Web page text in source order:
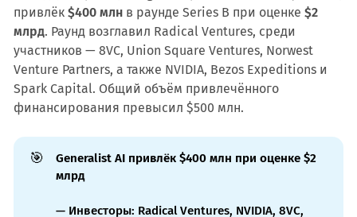
привлёк $400 млнв раунде Series B при оценке $2
млрд. Раунд возглавил Radical Ventures, среди
участников — 8VC, Union Square Ventures, Norwest
Venture Partners, а также NVIDIA, Bezos Expeditions и
Spark Capital. Общий объём привлечённого
финансирования превысил $500 млн.
🎯
Generalist AI привлёк $400 млн при оценке $2
млрд
— Инвесторы: Radical Ventures, NVIDIA, 8VC,